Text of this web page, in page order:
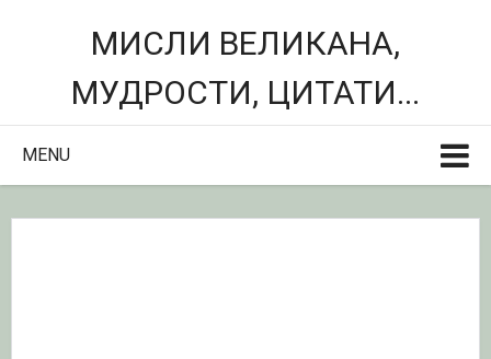
МИСЛИ ВЕЛИКАНА,
МУДРОСТИ, ЦИТАТИ...
MENU